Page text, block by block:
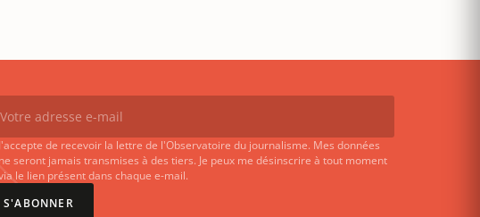
J'accepte de recevoir la lettre de l'Observatoire du journalisme. Mes données
ne seront jamais transmises à des tiers. Je peux me désinscrire à tout moment
le lien présent dans chaque e-mail.
S'ABONNER